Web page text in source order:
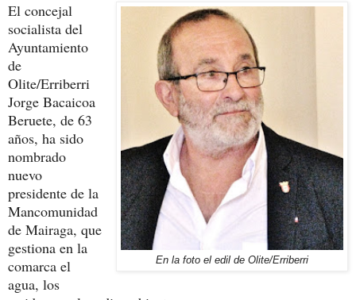
En la foto el edil de Olite/Erriberri
El concejal
socialista del
Ayuntamiento
de
Olite/Erriberri
Jorge Bacaicoa
Beruete, de 63
años, ha sido
nombrado
nuevo
presidente de la
Mancomunidad
de Mairaga, que
gestiona en la
comarca el
agua, los